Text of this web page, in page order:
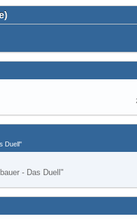
Duell"
- Das Duell"